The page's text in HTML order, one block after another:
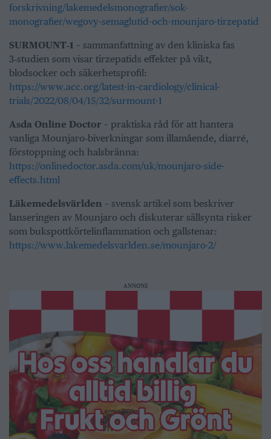
forskrivning/lakemedelsmonografier/sok-
monografier/wegovy-semaglutid-och-mounjaro-tirzepatid
SURMOUNT‑1 – sammanfattning av den kliniska fas
3‑studien som visar tirzepatids effekter på vikt,
blodsocker och säkerhetsprofil:
https://www.acc.org/latest-in-cardiology/clinical-
trials/2022/08/04/15/32/surmount-1
Asda Online Doctor – praktiska råd för att hantera
vanliga Mounjaro‑biverkningar som illamående, diarré,
förstoppning och halsbränna:
https://onlinedoctor.asda.com/uk/mounjaro-side-
effects.html
Läkemedelsvärlden – svensk artikel som beskriver
lanseringen av Mounjaro och diskuterar sällsynta risker
som bukspottkörtelinflammation och gallstenar:
https://www.lakemedelsvarlden.se/mounjaro-2/
ANNONS